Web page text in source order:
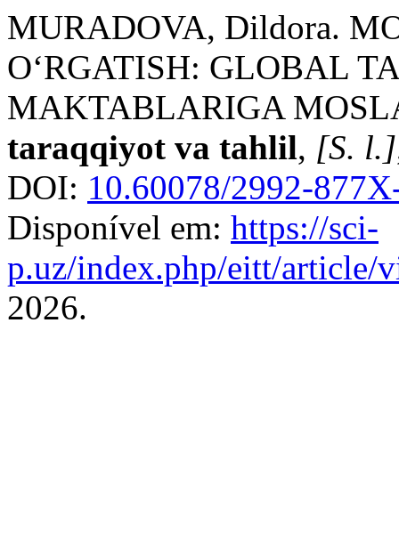
MURADOVA, Dildora.
O‘RGATISH: GLOBAL
MAKTABLARIGA
taraqqiyot va tahlil, [S. l.]
DOI: 10.60078/2992-
Disponível em: https://sci-
p.uz/index.php/eitt/article/
2026.